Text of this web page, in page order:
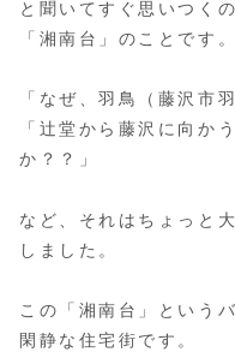
と聞いてすぐ思いつく
「湘南台」のことです。
「なぜ、羽鳥（藤沢市
「辻堂から藤沢に向か
か？？」
など、それはちょっと
しました。
この「湘南台」という
閑静な住宅街です。